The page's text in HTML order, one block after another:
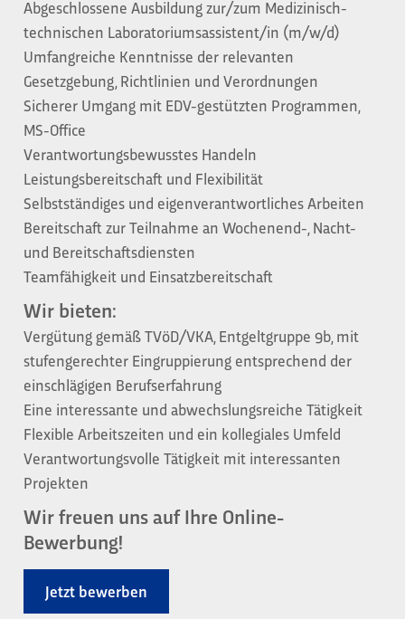
Abgeschlossene Ausbildung zur/zum Medizinisch-
technischen Laboratoriumsassistent/in (m/w/d)
Umfangreiche Kenntnisse der relevanten
Gesetzgebung, Richtlinien und Verordnungen
Sicherer Umgang mit EDV-gestützten Programmen,
MS-Office
Verantwortungsbewusstes Handeln
Leistungsbereitschaft und Flexibilität
Selbstständiges und eigenverantwortliches Arbeiten
Bereitschaft zur Teilnahme an Wochenend-, Nacht-
und Bereitschaftsdiensten
Teamfähigkeit und Einsatzbereitschaft
Wir bieten:
Vergütung gemäß TVöD/VKA, Entgeltgruppe 9b, mit
stufengerechter Eingruppierung entsprechend der
einschlägigen Berufserfahrung
Eine interessante und abwechslungsreiche Tätigkeit
Flexible Arbeitszeiten und ein kollegiales Umfeld
Verantwortungsvolle Tätigkeit mit interessanten
Projekten
Wir freuen uns auf Ihre Online-
Bewerbung!
Jetzt bewerben